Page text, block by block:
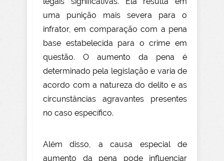
uma punição mais severa para o
infrator, em comparação com a pena
base estabelecida para o crime em
questão. O aumento da pena é
determinado pela legislação e varia de
acordo com a natureza do delito e as
circunstâncias agravantes presentes
no caso específico.
Além disso, a causa especial de
aumento da pena pode influenciar